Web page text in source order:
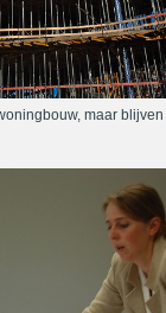
maar blijven